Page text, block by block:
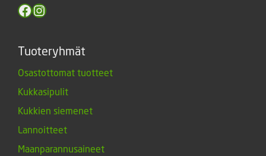
Facebook
Instagram
Tuoteryhmät
Osastottomat tuotteet
Kukkasipulit
Kukkien siemenet
Lannoitteet
Maanparannusaineet